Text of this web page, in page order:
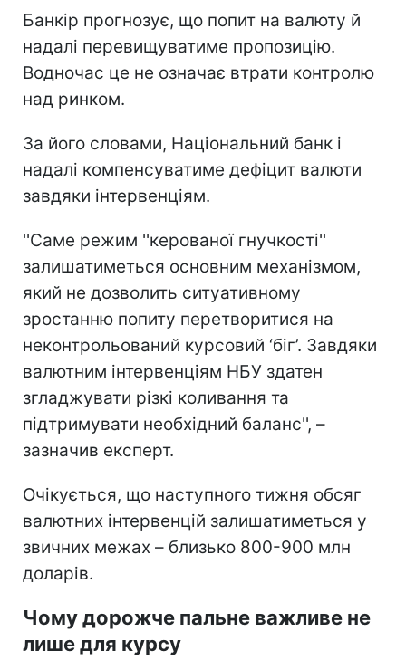
Банкір прогнозує, що попит на валюту й
надалі перевищуватиме пропозицію.
Водночас це не означає втрати контролю
над ринком.
За його словами, Національний банк і
надалі компенсуватиме дефіцит валюти
завдяки інтервенціям.
''Саме режим ''керованої гнучкості''
залишатиметься основним механізмом,
який не дозволить ситуативному
зростанню попиту перетворитися на
неконтрольований курсовий ‘біг’. Завдяки
валютним інтервенціям НБУ здатен
згладжувати різкі коливання та
підтримувати необхідний баланс'', –
зазначив експерт.
Очікується, що наступного тижня обсяг
валютних інтервенцій залишатиметься у
звичних межах – близько 800-900 млн
доларів.
Чому дорожче пальне важливе не
лише для курсу